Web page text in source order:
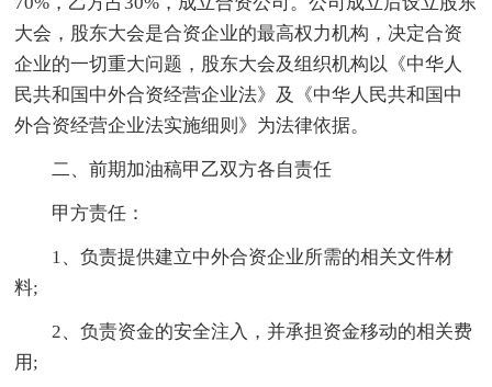
大会，股东大会是合资企业的最高权力机构，决定合资
企业的一切重大问题，股东大会及组织机构以《中华人
民共和国中外合资经营企业法》及《中华人民共和国中
外合资经营企业法实施细则》为法律依据。
二、前期加油稿甲乙双方各自责任
甲方责任：
1、负责提供建立中外合资企业所需的相关文件材
料;
2、负责资金的安全注入，并承担资金移动的相关费
用;